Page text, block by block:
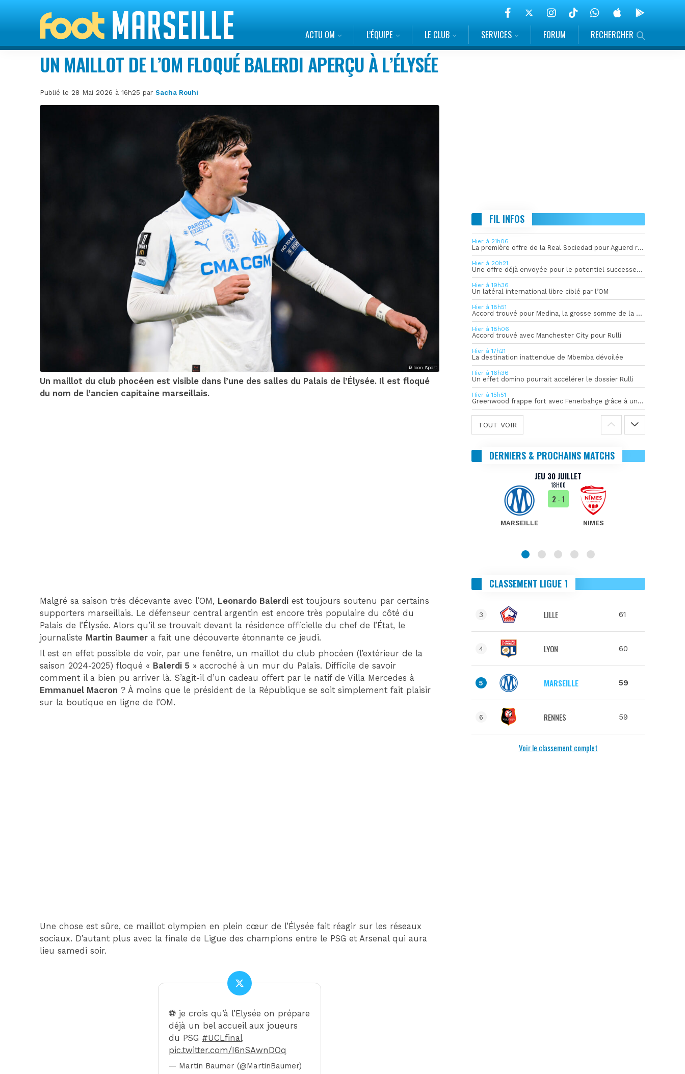
ACTU OM L’ÉQUIPE LE CLUB SERVICES FORUM RECHERCHER
UN MAILLOT DE L’OM FLOQUÉ BALERDI APERÇU À L’ÉLYSÉE
Publié le 28 Mai 2026 à 16h25 parSacha Rouhi
© Icon Sport
Un maillot du club phocéen est visible dans l’une des salles du Palais de l’Élysée. Il est floqué
du nom de l’ancien capitaine marseillais.
Malgré sa saison très décevante avec l’OM, Leonardo Balerdi est toujours soutenu par certains
supporters marseillais. Le défenseur central argentin est encore très populaire du côté du
Palais de l’Élysée. Alors qu’il se trouvait devant la résidence officielle du chef de l’État, le
journaliste Martin Baumer a fait une découverte étonnante ce jeudi.
Il est en effet possible de voir, par une fenêtre, un maillot du club phocéen (l’extérieur de la
saison 2024-2025) floqué « Balerdi 5 » accroché à un mur du Palais. Difficile de savoir
comment il a bien pu arriver là. S’agit-il d’un cadeau offert par le natif de Villa Mercedes à
Emmanuel Macron ? À moins que le président de la République se soit simplement fait plaisir
sur la boutique en ligne de l’OM.
Une chose est sûre, ce maillot olympien en plein cœur de l’Élysée fait réagir sur les réseaux
sociaux. D’autant plus avec la finale de Ligue des champions entre le PSG et Arsenal qui aura
lieu samedi soir.
⚽️ je crois qu’à l’Elysée on prépare
déjà un bel accueil aux joueurs
du PSG #UCLfinal
pic.twitter.com/I6nSAwnDOq
— Martin Baumer (@MartinBaumer)
FIL INFOS
Hier à 21h06
La première offre de la Real Sociedad pour Aguerd refusée par l’OM
Hier à 20h21
Une offre déjà envoyée pour le potentiel successeur de Rulli
Hier à 19h36
Un latéral international libre ciblé par l’OM
Hier à 18h51
Accord trouvé pour Medina, la grosse somme de la vente dévoilée
Hier à 18h06
Accord trouvé avec Manchester City pour Rulli
Hier à 17h21
La destination inattendue de Mbemba dévoilée
Hier à 16h36
Un effet domino pourrait accélérer le dossier Rulli
Hier à 15h51
Greenwood frappe fort avec Fenerbahçe grâce à un but spectaculaire
TOUT VOIR
DERNIERS & PROCHAINS MATCHS
JEU 30 JUILLET
18H00
MARSEILLE
2- 1
NIMES
CLASSEMENT LIGUE 1
3 LILLE 61
4 LYON 60
5 MARSEILLE 59
6 RENNES 59
Voir le classement complet